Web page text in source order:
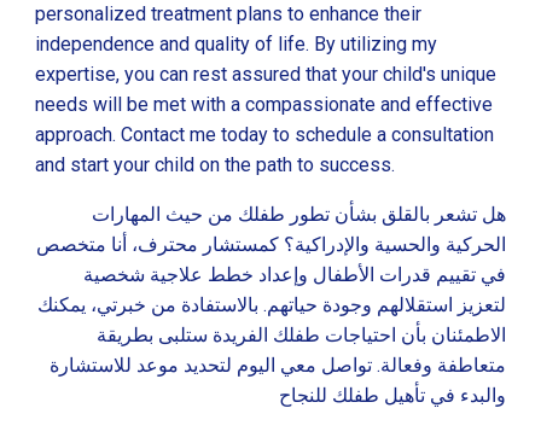
personalized treatment plans to enhance their
independence and quality of life. By utilizing my
expertise, you can rest assured that your child's unique
needs will be met with a compassionate and effective
approach. Contact me today to schedule a consultation
and start your child on the path to success.
هل تشعر بالقلق بشأن تطور طفلك من حيث المهارات
الحركية والحسية والإدراكية؟ كمستشار محترف، أنا متخصص
في تقييم قدرات الأطفال وإعداد خطط علاجية شخصية
لتعزيز استقلالهم وجودة حياتهم. بالاستفادة من خبرتي، يمكنك
الاطمئنان بأن احتياجات طفلك الفريدة ستلبى بطريقة
متعاطفة وفعالة. تواصل معي اليوم لتحديد موعد للاستشارة
والبدء في تأهيل طفلك للنجاح